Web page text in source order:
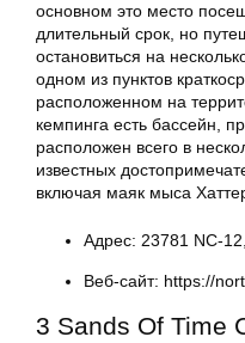
основном это место
длительный срок, но
остановиться на
одном из пунктов
расположенном на
кемпинга есть бассейн,
расположен всего в
известных
включая маяк мыса
Адрес: 23781 NC-
Веб-сайт: https://
3 Sands Of Time